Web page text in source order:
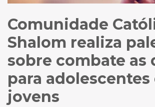
Comunidade
Shalom realiza
sobre combate as
para adolescentes
jovens